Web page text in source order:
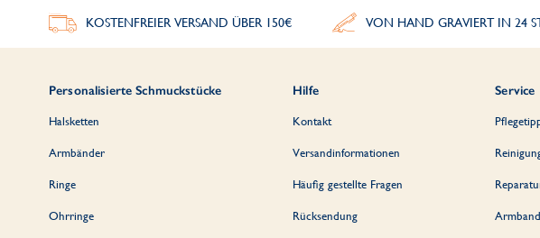
KOSTENFREIER VERSAND ÜBER 150€ VON HAND GRAVIERT IN 24
Personalisierte Schmuckstücke
Halsketten
Armbänder
Ringe
Ohrringe
Hilfe
Kontakt
Versandinformationen
Häufig gestellte Fragen
Rücksendung
Service